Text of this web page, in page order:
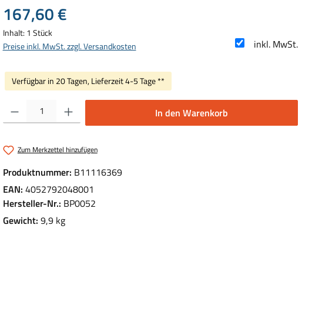
Regulärer Preis:
167,60 €
Inhalt: 1 Stück
inkl. MwSt.
Preise inkl. MwSt. zzgl. Versandkosten
Verfügbar in 20 Tagen, Lieferzeit 4-5 Tage **
Produkt Anzahl: Gib den gewünschten Wert ein oder benutze die Schaltflächen um die
In den Warenkorb
Zum Merkzettel hinzufügen
Produktnummer: B11116369
EAN: 4052792048001
Hersteller-Nr.: BP0052
Gewicht: 9,9 kg